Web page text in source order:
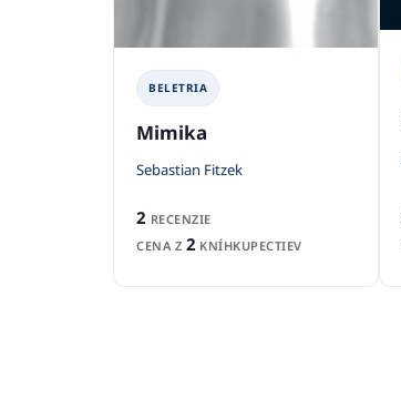
BELETRIA
Mimika
Sebastian Fitzek
2 RECENZIE
CENA Z 2 KNÍHKUPECTIEV